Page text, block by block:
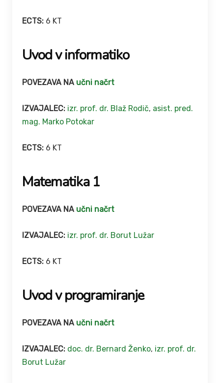
ECTS: 6 KT
Uvod v informatiko
POVEZAVA NA učni načrt
IZVAJALEC: izr. prof. dr. Blaž Rodič, asist. pred.
mag. Marko Potokar
ECTS: 6 KT
Matematika 1
POVEZAVA NA učni načrt
IZVAJALEC: izr. prof. dr. Borut Lužar
ECTS: 6 KT
Uvod v programiranje
POVEZAVA NA učni načrt
IZVAJALEC: doc. dr. Bernard Ženko, izr. prof. dr.
Borut Lužar